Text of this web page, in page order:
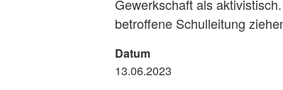
Gewerkschaft als
betroffene Schulleitung
Datum
13.06.2023